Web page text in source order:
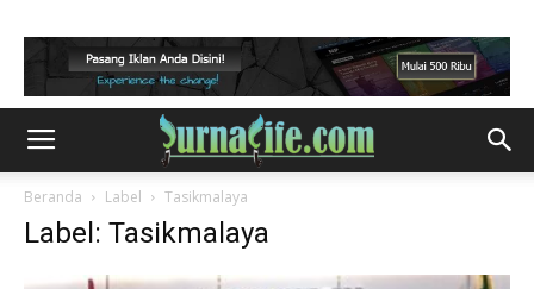
Beranda Label Tasikmalaya
Label: Tasikmalaya